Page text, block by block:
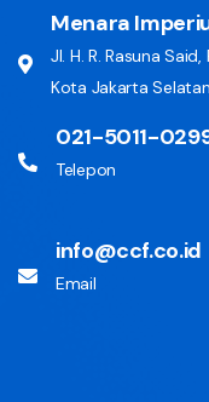
Menara
Jl. H. R. Rasuna
Kota Jakarta
021-5011-
Telepon
info@ccf.co.id
Email